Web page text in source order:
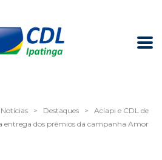
Notícias > Destaques >
Aciapi e CDL de
dos prêmios da campanha Amor